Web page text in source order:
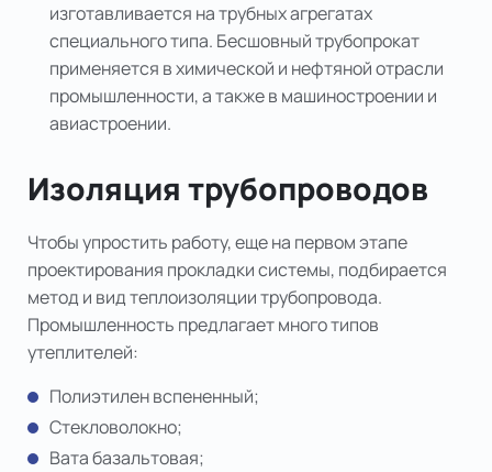
изготавливается на трубных агрегатах
специального типа. Бесшовный трубопрокат
применяется в химической и нефтяной отрасли
промышленности, а также в машиностроении и
авиастроении.
Изоляция трубопроводов
Чтобы упростить работу, еще на первом этапе
проектирования прокладки системы, подбирается
метод и вид теплоизоляции трубопровода.
Промышленность предлагает много типов
утеплителей:
Полиэтилен вспененный;
Стекловолокно;
Вата базальтовая;